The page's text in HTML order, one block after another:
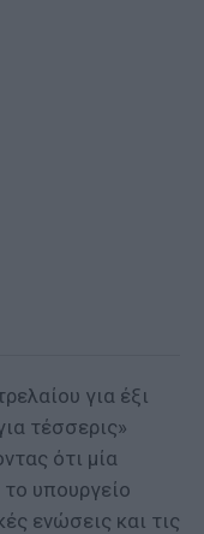
για έξι
τέσσερις»
ότι μία
υπουργείο
ενώσεις και τις